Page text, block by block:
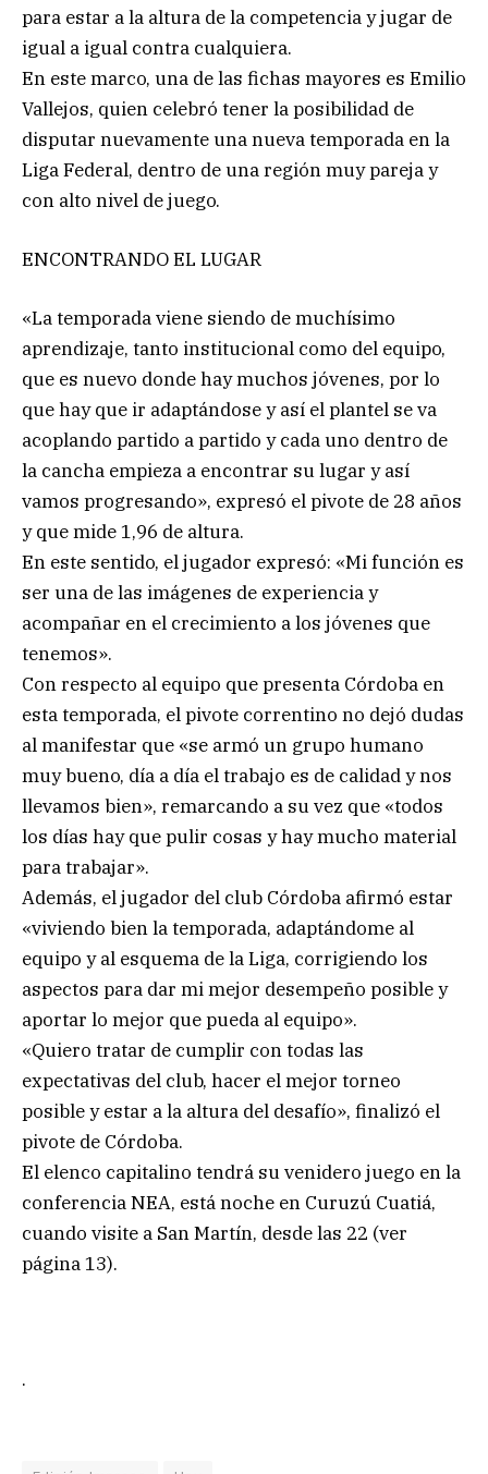
para estar a la altura de la competencia y jugar de
igual a igual contra cualquiera.
En este marco, una de las fichas mayores es Emilio
Vallejos, quien celebró tener la posibilidad de
disputar nuevamente una nueva temporada en la
Liga Federal, dentro de una región muy pareja y
con alto nivel de juego.
ENCONTRANDO EL LUGAR
«La temporada viene siendo de muchísimo
aprendizaje, tanto institucional como del equipo,
que es nuevo donde hay muchos jóvenes, por lo
que hay que ir adaptándose y así el plantel se va
acoplando partido a partido y cada uno dentro de
la cancha empieza a encontrar su lugar y así
vamos progresando», expresó el pivote de 28 años
y que mide 1,96 de altura.
En este sentido, el jugador expresó: «Mi función es
ser una de las imágenes de experiencia y
acompañar en el crecimiento a los jóvenes que
tenemos».
Con respecto al equipo que presenta Córdoba en
esta temporada, el pivote correntino no dejó dudas
al manifestar que «se armó un grupo humano
muy bueno, día a día el trabajo es de calidad y nos
llevamos bien», remarcando a su vez que «todos
los días hay que pulir cosas y hay mucho material
para trabajar».
Además, el jugador del club Córdoba afirmó estar
«viviendo bien la temporada, adaptándome al
equipo y al esquema de la Liga, corrigiendo los
aspectos para dar mi mejor desempeño posible y
aportar lo mejor que pueda al equipo».
«Quiero tratar de cumplir con todas las
expectativas del club, hacer el mejor torneo
posible y estar a la altura del desafío», finalizó el
pivote de Córdoba.
El elenco capitalino tendrá su venidero juego en la
conferencia NEA, está noche en Curuzú Cuatiá,
cuando visite a San Martín, desde las 22 (ver
página 13).
.